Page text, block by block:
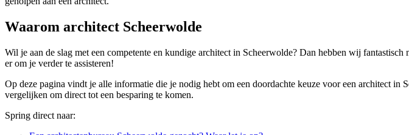
Waarom architect Scheerwolde
Wil je aan de slag met een competente en kundige architect in Scheerwolde? Dan hebben wij
er om je verder te assisteren!
Op deze pagina vindt je alle informatie die je nodig hebt om een doordachte keuze voor een architect
vergelijken om direct tot een besparing te komen.
Spring direct naar: